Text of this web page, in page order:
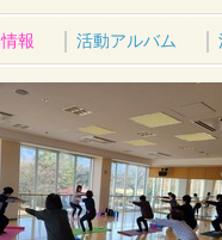
報 活動アルバム